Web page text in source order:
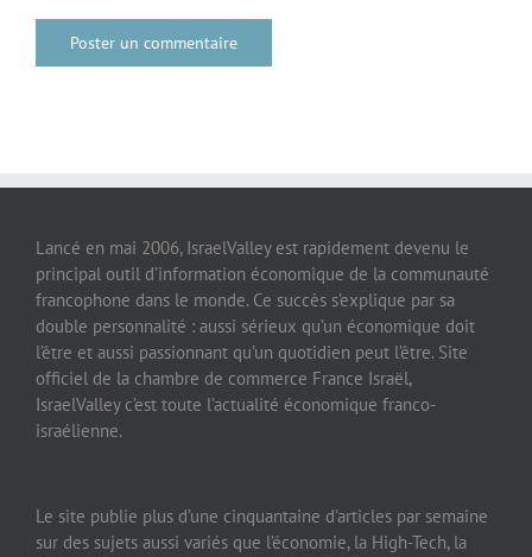
francophone dans le monde. Ce succès s’explique par sa
double personnalité : aussi sérieux qu’un économique doit
l’être et aussi passionnant qu’un quotidien peut l’être. Site
officiel de la chambre de commerce France Israël,
IsraelValley c’est toute l’actualité économique franco-
israélienne.
finance, l’industrie, les sciences, la santé, l’éducation,
l’immobilier, le tourisme, la culture… IsraelValley est le site